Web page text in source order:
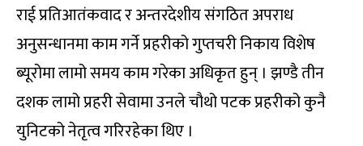
राई प्रतिआतंकवाद र अन्तरदेशीय संगठित अपराध
अनुसन्धानमा काम गर्ने प्रहरीको गुप्तचरी निकाय विशेष
ब्यूरोमा लामो समय काम गरेका अधिकृत हुन् । झण्डै तीन
दशक लामो प्रहरी सेवामा उनले चौथो पटक प्रहरीको कुनै
युनिटको नेतृत्व गरिरहेका थिए ।